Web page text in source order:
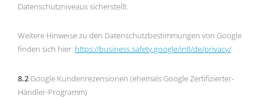
Datenschutzniveaus sicherstellt.
Weitere Hinweise zu den Datenschutzbestimmungen von Google
finden sich hier: https://business.safety.google/intl/de/privacy/
8.2Google Kundenrezensionen (ehemals Google Zertifizierter-
Händler-Programm)